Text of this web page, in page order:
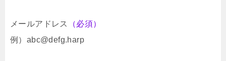
メールアドレス
（必須）
例）abc@defg.harp